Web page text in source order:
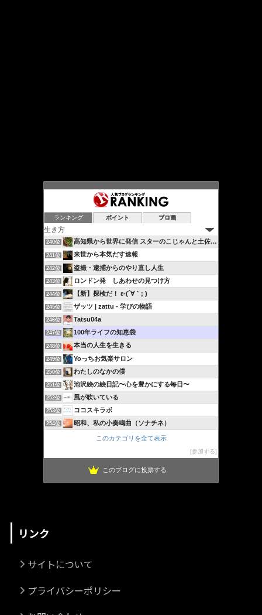
ランキング ポイント ブロ画
240位 高知県から世界に発信 スターのこじゃんと土佐流ブログ…
241位 来世から本気だす速報
242位 盗撮・逮捕からのやり直し人生
243位 ロンドン発 しあわせの見つけ方
244位 【新】探検だ！ ε-(´∀｀; )
245位 ザッツ | zattu - 学びの物語
246位 Tatsu04a
247位 100年ライフの知恵袋
248位 本当の人生を生きる
249位 Yoっちお気楽サロン
250位 わたしのなかの僕
251位 池沢絵の絵日記〜心を豊かにする毎日〜
252位 風が吹いている
253位 ココスキラボ
254位 昭和、私の小奏鳴曲（ソナチネ）
このカテゴリを全て表示
参加する
このブログに投票する
リンク
サイトについて
プライバシーポリシー